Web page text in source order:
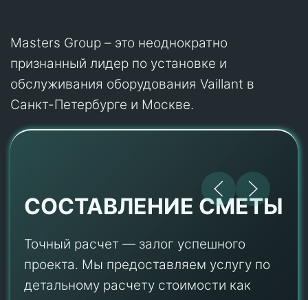
Masters Group – это неоднократно
признанный лидер по установке и
обслуживания оборудования Vaillant в
Санкт-Петербурге и Москве.
СОСТАВЛЕНИЕ СМЕТЫ
Точный расчет — залог успешного
проекта. Мы предоставляем услугу по
детальному расчету стоимости как